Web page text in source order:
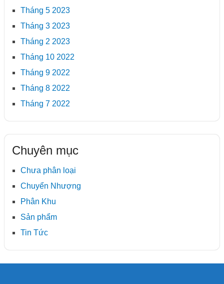
Tháng 5 2023
Tháng 3 2023
Tháng 2 2023
Tháng 10 2022
Tháng 9 2022
Tháng 8 2022
Tháng 7 2022
Chuyên mục
Chưa phân loại
Chuyển Nhượng
Phân Khu
Sản phẩm
Tin Tức